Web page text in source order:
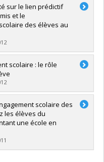
sur le lien prédictif
et le
des élèves au
scolaire : le rôle
scolaire des
les élèves du
une école en